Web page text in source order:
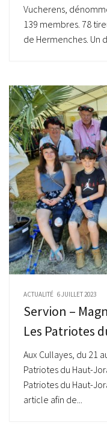
Vucherens,
139 membres. 78
de Hermenches. Un
ACTUALITÉ 6 JUILLET 2023
Servion –
Les Patriotes
Aux Cullayes, du 21
Patriotes du Haut-
Patriotes du Haut-
article afin de...